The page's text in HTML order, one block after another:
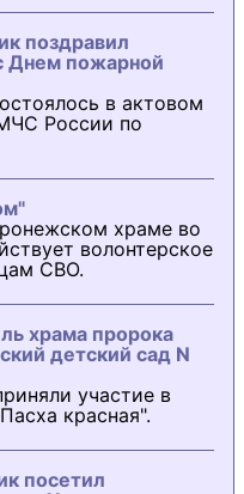
поздравил
Днем пожарной
в актовом
России по
храме во
волонтерское
СВО.
храма пророка
детский сад N
участие в
красная".
посетил